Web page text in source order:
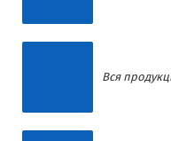
Вся